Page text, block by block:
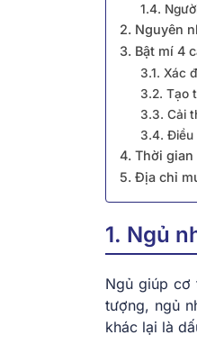
1.4.
2. Nguyên
3. Bật mí 4
3.1. Xác
3.2. Tạo
3.3. Cải
3.4. Điều
4. Thời
5. Địa chỉ
1. Ngủ
Ngủ giúp cơ
tượng, ngủ
khác lại là